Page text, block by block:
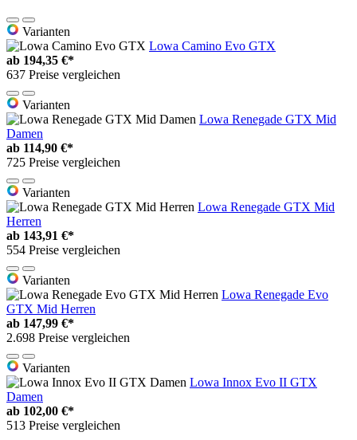
Varianten
Lowa Camino Evo GTX
ab 194,35 €*
637 Preise vergleichen
Varianten
Lowa Renegade GTX Mid
Damen
ab 114,90 €*
725 Preise vergleichen
Varianten
Lowa Renegade GTX Mid
Herren
ab 143,91 €*
554 Preise vergleichen
Varianten
Lowa Renegade Evo
GTX Mid Herren
ab 147,99 €*
2.698 Preise vergleichen
Varianten
Lowa Innox Evo II GTX
Damen
ab 102,00 €*
513 Preise vergleichen